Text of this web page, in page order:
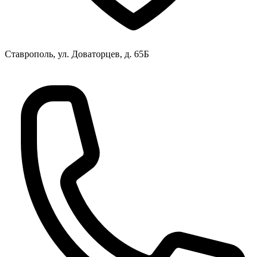
Ставрополь, ул. Доваторцев, д. 65Б